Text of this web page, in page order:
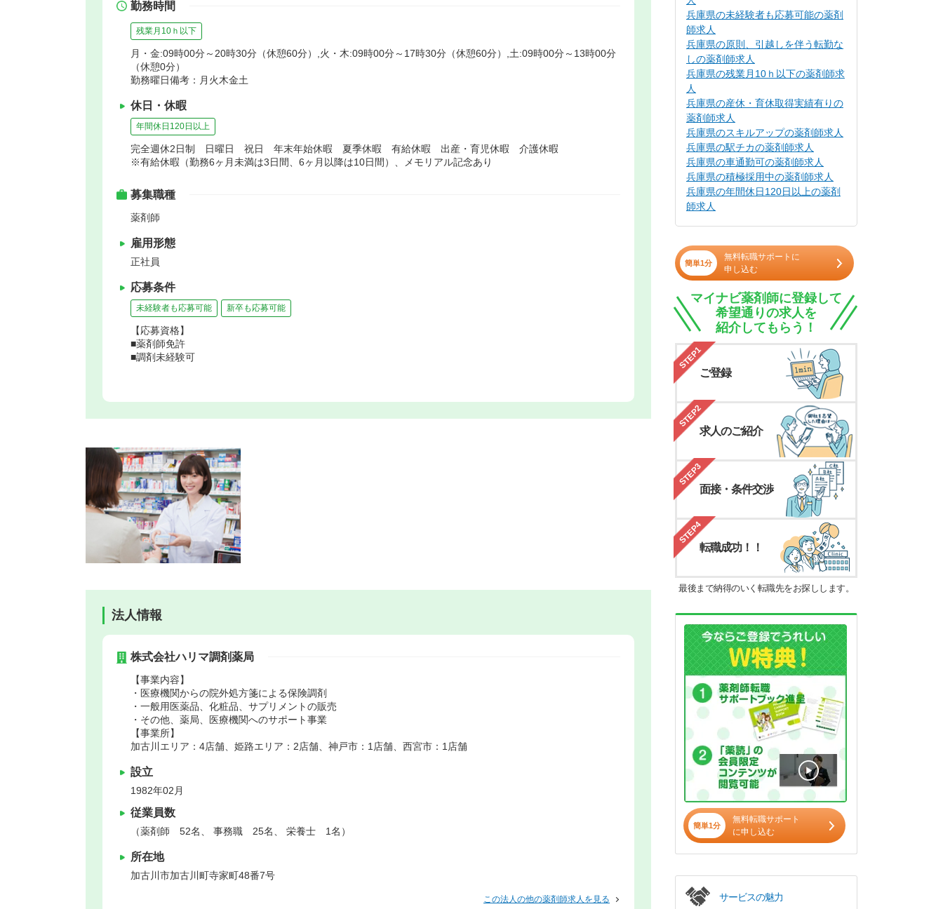
勤務時間
残業月10ｈ以下
月・金:09時00分～20時30分（休憩60分）,火・木:09時00分～17時30分（休憩60分）,土:09時00分～13時00分
（休憩0分）
勤務曜日備考：月火木金土
休日・休暇
年間休日120日以上
完全週休2日制 日曜日 祝日 年末年始休暇 夏季休暇 有給休暇 出産・育児休暇 介護休暇
※有給休暇（勤務6ヶ月未満は3日間、6ヶ月以降は10日間）、メモリアル記念あり
募集職種
薬剤師
雇用形態
正社員
応募条件
未経験者も応募可能 新卒も応募可能
【応募資格】
■薬剤師免許
■調剤未経験可
法人情報
株式会社ハリマ調剤薬局
【事業内容】
・医療機関からの院外処方箋による保険調剤
・一般用医薬品、化粧品、サプリメントの販売
・その他、薬局、医療機関へのサポート事業
【事業所】
加古川エリア：4店舗、姫路エリア：2店舗、神戸市：1店舗、西宮市：1店舗
設立
1982年02月
従業員数
（薬剤師 52名、 事務職 25名、 栄養士 1名）
所在地
加古川市加古川町寺家町48番7号
この法人の他の薬剤師求人を見る
兵庫県の未経験者も応募可能の薬剤
師求人
兵庫県の原則、引越しを伴う転勤な
しの薬剤師求人
兵庫県の残業月10ｈ以下の薬剤師求
人
兵庫県の産休・育休取得実績有りの
薬剤師求人
兵庫県のスキルアップの薬剤師求人
兵庫県の駅チカの薬剤師求人
兵庫県の車通勤可の薬剤師求人
兵庫県の積極採用中の薬剤師求人
兵庫県の年間休日120日以上の薬剤
師求人
簡単1分
無料転職サポートに
申し込む
マイナビ薬剤師に登録して
希望通りの求人を
紹介してもらう！
STEP1
ご登録
STEP2
求人のご紹介
STEP3
面接・条件交渉
STEP4
転職成功！！
最後まで納得のいく転職先をお探しします。
簡単1分
無料転職サポート
に申し込む
サービスの魅力